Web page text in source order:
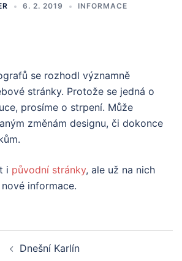
6. 2. 2019 INFORMACE
se rozhodl významně
stránky. Protože se jedná o
prosíme o strpení. Může
změnám designu, či dokonce
i původní stránky, ale už na nich
informace.
Dnešní Karlín